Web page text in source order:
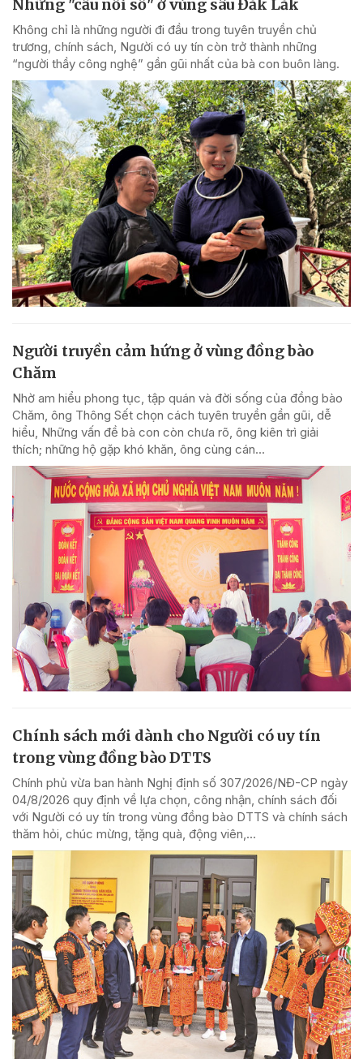
Những "cầu nối số" ở vùng sâu Đắk Lắk
Không chỉ là những người đi đầu trong tuyên truyền chủ
trương, chính sách, Người có uy tín còn trở thành những
“người thầy công nghệ” gần gũi nhất của bà con buôn làng.
Người truyền cảm hứng ở vùng đồng bào
Chăm
Nhờ am hiểu phong tục, tập quán và đời sống của đồng bào
Chăm, ông Thông Sết chọn cách tuyên truyền gần gũi, dễ
hiểu, Những vấn đề bà con còn chưa rõ, ông kiên trì giải
thích; những hộ gặp khó khăn, ông cùng cán...
Chính sách mới dành cho Người có uy tín
trong vùng đồng bào DTTS
Chính phủ vừa ban hành Nghị định số 307/2026/NĐ-CP ngày
04/8/2026 quy định về lựa chọn, công nhận, chính sách đối
với Người có uy tín trong vùng đồng bào DTTS và chính sách
thăm hỏi, chúc mừng, tặng quà, động viên,...